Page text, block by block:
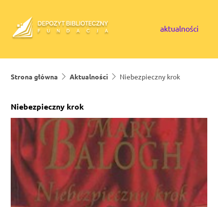
aktualności
Strona główna Aktualności Niebezpieczny krok
Niebezpieczny krok